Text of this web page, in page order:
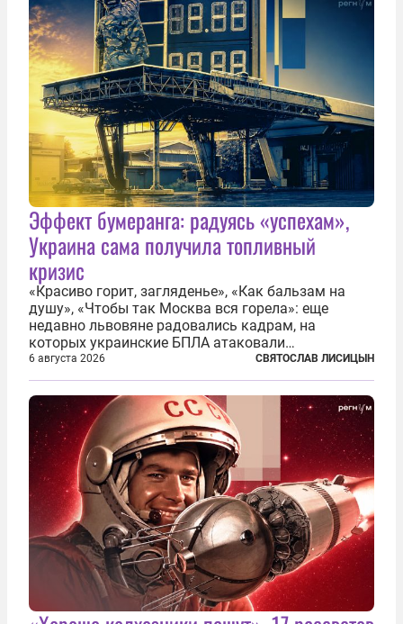
Эффект бумеранга: радуясь «успехам»,
Украина сама получила топливный
кризис
«Красиво горит, загляденье», «Как бальзам на
душу», «Чтобы так Москва вся горела»: еще
недавно львовяне радовались кадрам, на
которых украинские БПЛА атаковали
нефтеперерабатывающие предприятия России. В
скором времени оказалось, что в «эту игру можно
играть вдвоем» — российские дроны только за...
6 августа 2026 СВЯТОСЛАВ ЛИСИЦЫН